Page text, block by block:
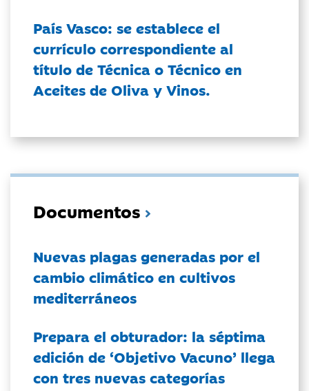
País Vasco: se establece el
currículo correspondiente al
título de Técnica o Técnico en
Aceites de Oliva y Vinos.
Documentos
Nuevas plagas generadas por el
cambio climático en cultivos
mediterráneos
Prepara el obturador: la séptima
edición de ‘Objetivo Vacuno’ llega
con tres nuevas categorías